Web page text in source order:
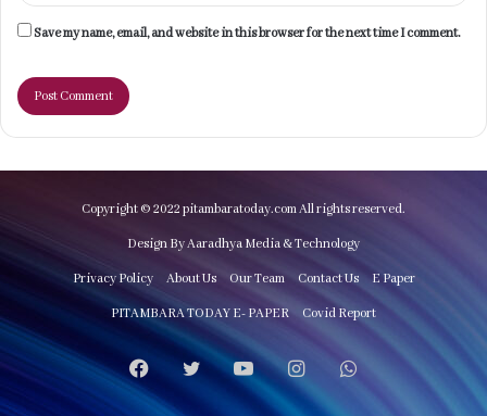
Save my name, email, and website in this browser for the next time I comment.
Copyright © 2022 pitambaratoday.com All rights reserved.
Design By Aaradhya Media & Technology
Privacy Policy About Us Our Team Contact Us E Paper
PITAMBARA TODAY E- PAPER Covid Report
FacebookTwitterYouTubeInstagramWhatsApp